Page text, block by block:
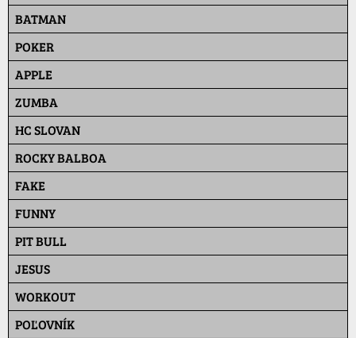
BATMAN
POKER
APPLE
ZUMBA
HC SLOVAN
ROCKY BALBOA
FAKE
FUNNY
PIT BULL
JESUS
WORKOUT
POĽOVNÍK